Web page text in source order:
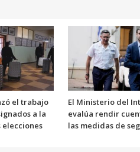
el trabajo
a la
El Ministerio del
evalúa rendir
las medidas de